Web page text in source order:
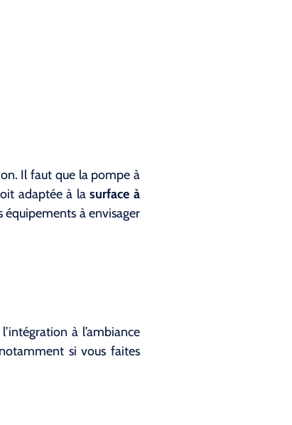
Il faut que la pompe à
adaptée à lasurface à
à envisager
à l’ambiance
si vous faites